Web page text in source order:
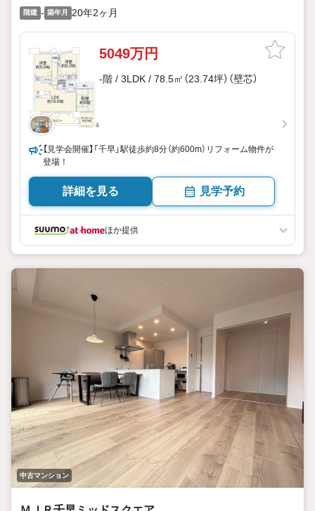
階建 - 築年月 20年2ヶ月
5049万円
-階 / 3LDK / 78.5㎡（23.74坪）（壁芯）
【見学会開催】「千早」駅徒歩約8分（約600m）リフォーム物件が
登場！
詳細を見る 見学予約
ほか提供
中古マンション